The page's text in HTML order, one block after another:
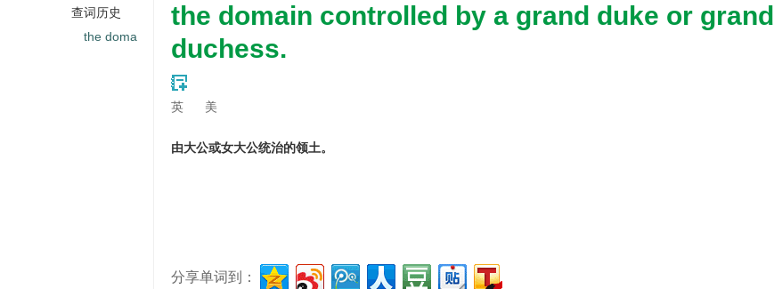
the domain controlled by a grand duke or grand
duchess.
英 美
由大公或女大公统治的领土。
分享单词到：
查词历史
the doma